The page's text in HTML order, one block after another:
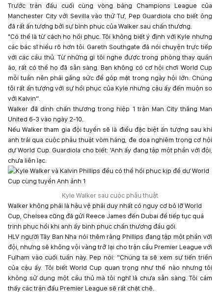
Trước trận đấu cuối cùng vòng bảng Champions League của
Manchester City với Sevilla vào thứ Tư, Pep Guardiola cho biết ông
đã rất ấn tượng bởi sự bình phục của Walker sau chấn thương.
"Có thể là từ cách họ hồi phục. Tôi không biết ý định với Kyle nhưng
các bác sĩ hiểu rõ hơn tôi. Gareth Southgate đã nói chuyện trực tiếp
với các cầu thủ. Từ những gì tôi nghe được trong phòng thay quần
áo, rất có thể họ đã sẵn sàng. Bạn không có cơ hội chơi World Cup
mỗi tuần nên phải gắng sức để góp mặt trong ngày hội lớn. Chúng
tôi rất ấn tượng với sự hồi phục của Kyle nhưng cậu ấy đến muộn so
với Kalvin”.
Walker đã dính chấn thương trong hiệp 1 trận Man City thắng Man
United 6-3 vào ngày 2-10.
Nếu Walker tham gia đội tuyển sẽ là điều đặc biệt ấn tượng sau khi
anh trải qua cuộc phẫu thuật vòm háng, đe dọa nghiêm trọng cơ hội
dự World Cup. Guardiola cho biết: 'Anh ấy đang tập một phần với đội,
chưa liên lạc.
Kyle Walker sau cuộc phẫu thuật
Walker không phải là hậu vệ phải duy nhất có nguy cơ bỏ lỡ World
Cup, Chelsea cũng đã gửi Reece James đến Dubai để tiếp tục quá
trình phục hồi khi anh ấy bình phục chấn thương đầu gối.
HLV người Tây Ban Nha nói thêm rằng Phillips đang tập một phần với
đội, nhưng sẽ không vội vàng trở lại cho trận cầu Premier League với
Fulham vào cuối tuần này. Pep nói: “Chúng ta sẽ xem sự tiến triển
của cậu ấy. Tôi biết World Cup quan trọng như thế nào nhưng tôi
không sử dụng một cầu thủ mà tôi nghĩ là chưa sẵn sàng. Tôi cảm
thấy các trận đấu Premier League sẽ rất chặt chẽ.